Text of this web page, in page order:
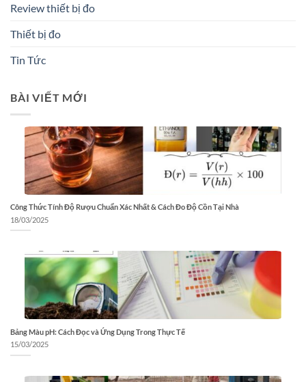
Review thiết bị đo
Thiết bị đo
Tin Tức
BÀI VIẾT MỚI
Công Thức Tính Độ Rượu Chuẩn Xác Nhất & Cách Đo Độ Cồn Tại Nhà
18/03/2025
Bảng Màu pH: Cách Đọc và Ứng Dụng Trong Thực Tế
15/03/2025